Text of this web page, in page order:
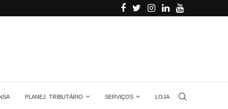
Voltagem no Brasil: por que não existe um...
PLANEJ. TRIBUTÁRIO SERVIÇOS LOJA